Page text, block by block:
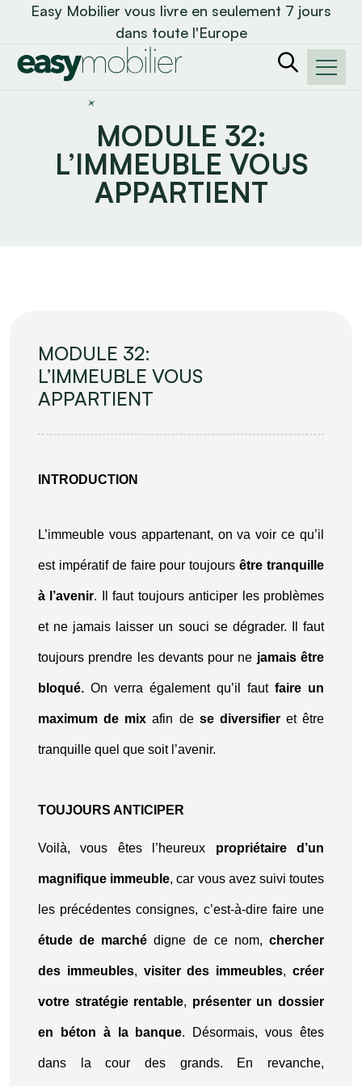
Easy Mobilier vous livre en seulement 7 jours
dans toute l'Europe
MODULE 32:
L’IMMEUBLE VOUS
APPARTIENT
MODULE 32:
L’IMMEUBLE VOUS
APPARTIENT
INTRODUCTION
L’immeuble vous appartenant, on va voir ce qu’il
est impératif de faire pour toujours être tranquille
à l’avenir. Il faut toujours anticiper les problèmes
et ne jamais laisser un souci se dégrader. Il faut
toujours prendre les devants pour ne jamais être
bloqué. On verra également qu’il faut faire un
maximum de mix afin de se diversifieret être
tranquille quel que soit l’avenir.
TOUJOURS ANTICIPER
Voilà, vous êtes l’heureux propriétaire d’un
magnifique immeuble, car vous avez suivi toutes
les précédentes consignes, c’est-à-dire faire une
étude de marché digne de ce nom,chercher
des immeubles, visiter des immeubles,créer
votre stratégie rentable, présenter un dossier
en béton à la banque. Désormais, vous êtes
dans la cour des grands. En revanche,